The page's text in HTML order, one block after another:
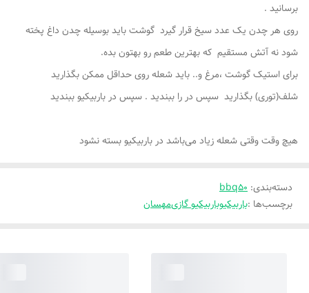
برسانید .
روی هر چدن یک عدد سیخ قرار گیرد گوشت باید بوسیله چدن داغ پخته
شود نه آتش مستقیم که بهترین طعم رو بهتون بده.
برای استیک گوشت ،مرغ و.. باید شعله روی حداقل ممکن بگذارید
شلف(توری) بگذارید سپس در را ببندید . سپس در باربیکیو ببندید
هیچ وقت وقتی شعله زیاد می‌باشد در باربیکیو بسته نشود
دسته‌بندی:
bbq50
برچسب‌ها :باربیکیوباربیکیو گازیمهسان